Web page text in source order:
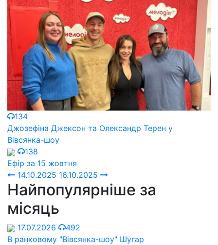
134
Джозефіна Джексон та Олександр Терен у
Вівсянка-шоу
138
Ефір за 15 жовтня
14.10.2025 16.10.2025
Найпопулярніше за
місяць
17.07.2026
492
В ранковому "Вівсянка-шоу" Шугар